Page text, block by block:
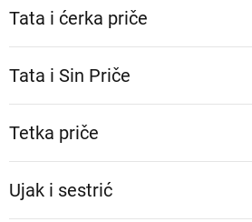
Tata i ćerka priče
Tata i Sin Priče
Tetka priče
Ujak i sestrić